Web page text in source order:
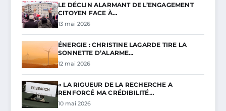
LE DÉCLIN ALARMANT DE L’ENGAGEMENT
CITOYEN FACE À…
13 mai 2026
ÉNERGIE : CHRISTINE LAGARDE TIRE LA
SONNETTE D’ALARME…
12 mai 2026
« LA RIGUEUR DE LA RECHERCHE A
RENFORCÉ MA CRÉDIBILITÉ…
10 mai 2026